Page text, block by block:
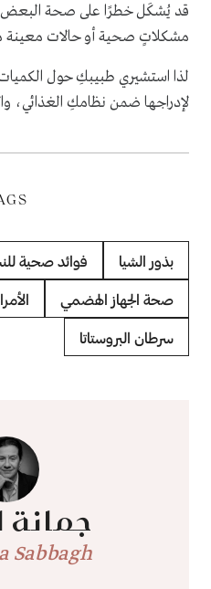
قد يُشكَل خطرًا على صحة
مشكلاتٍ صحية أو حالات معينة
لذا استشيري طبيبكِ حول الكميات
لإدراجها ضمن نظامكِ الغذائي،
بذور الشيا فوائد صحية
صحة الجهاز الهضمي
سرطان البروستاتا
جمانة
Sabbagh